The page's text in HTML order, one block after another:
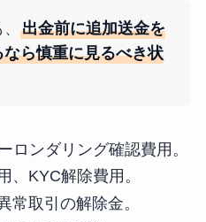
、出金前に追加送金を
ら慎重に見るべき状
ロンダリング確認費用。
、KYC解除費用。
常取引の解除金。